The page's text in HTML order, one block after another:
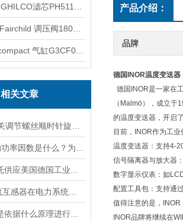
相关文章
产品介绍：
品牌
德国INOR温度变送
德国INOR是一家在
（Malmö），成立
的温度变送器，开启
目前，INOR作为工
温度变送器‌：支持4-
信号隔离器与放大器‌
数字显示仪表‌：如
配置工具包‌：支持通
值得注意的是，
INOR品牌将继续在